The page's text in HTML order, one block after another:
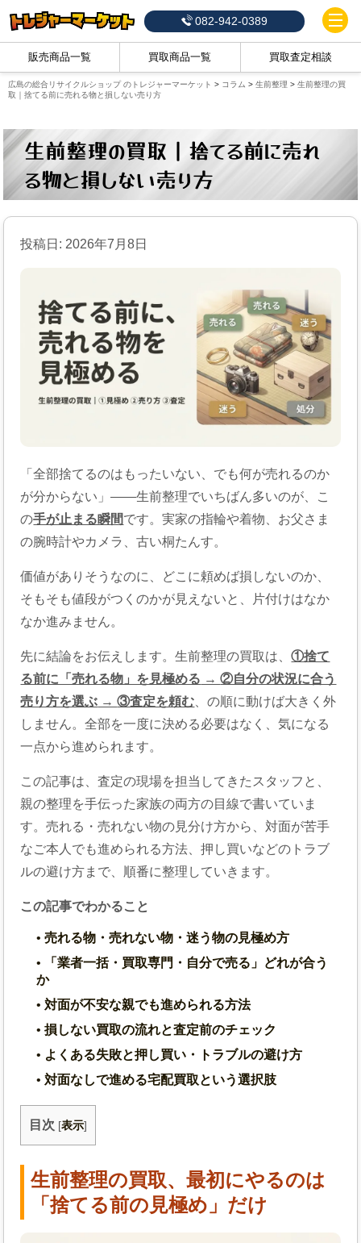
082-942-0389
販売商品一覧 買取商品一覧 買取査定相談
広島の総合リサイクルショップ のトレジャーマーケット > コラム > 生前整理 > 生前整理の買
取｜捨てる前に売れる物と損しない売り方
生前整理の買取｜捨てる前に売れ
る物と損しない売り方
投稿日:2026年7月8日
「全部捨てるのはもったいない、でも何が売れるのか
が分からない」——生前整理でいちばん多いのが、こ
の手が止まる瞬間です。実家の指輪や着物、お父さま
の腕時計やカメラ、古い桐たんす。
価値がありそうなのに、どこに頼めば損しないのか、
そもそも値段がつくのかが見えないと、片付けはなか
なか進みません。
先に結論をお伝えします。生前整理の買取は、①捨て
る前に「売れる物」を見極める →②自分の状況に合う
売り方を選ぶ →③査定を頼む 、の順に動けば大きく外
しません。全部を一度に決める必要はなく、気になる
一点から進められます。
この記事は、査定の現場を担当してきたスタッフと、
親の整理を手伝った家族の両方の目線で書いていま
す。売れる・売れない物の見分け方から、対面が苦手
なご本人でも進められる方法、押し買いなどのトラブ
ルの避け方まで、順番に整理していきます。
この記事でわかること
売れる物・売れない物・迷う物の見極め方
「業者一括・買取専門・自分で売る」どれが合う
か
対面が不安な親でも進められる方法
損しない買取の流れと査定前のチェック
よくある失敗と押し買い・トラブルの避け方
対面なしで進める宅配買取という選択肢
目次 [表示]
生前整理の買取、最初にやるのは
「捨てる前の見極め」だけ